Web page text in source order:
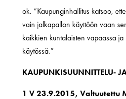
ok. ”Kaupunginhallitus katsoo,
vain jalkapallon käyttöön vaan
kaikkien kuntalaisten vapaassa ja
käytössä.”
KAUPUNKISUUNNITTELU-
1 V 23.9.2015, Valtuutettu